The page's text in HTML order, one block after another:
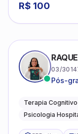
R$ 100
03/
Pós-
Terapia
Psicologia